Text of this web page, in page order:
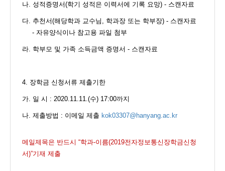
나. 성적증명서(학기 성적은 이력서에 기록 요망) - 스캔자료
다. 추천서(해당학과 교수님, 학과장 또는 학부장) - 스캔자료
- 자유양식이나 참고용 파일 첨부
라. 학부모 및 가족 소득금액 증명서 - 스캔자료
4. 장학금 신청서류 제출기한
가. 일 시 : 2020.11.11.(수) 17:00까지
나. 제출방법 : 이메일 제출 kok03307@hanyang.ac.kr
메일제목은 반드시 “학과-이름(2019전자정보통신장학금신청
서)”기재 제출